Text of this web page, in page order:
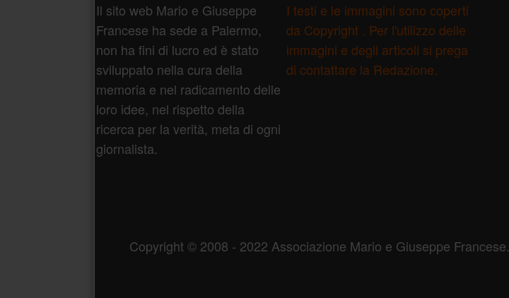
Il sito web Mario e Giuseppe
Francese ha sede a Palermo,
non ha fini di lucro ed è stato
sviluppato nella cura della
memoria e nel radicamento delle
loro idee, nel rispetto della
ricerca per la verità, meta di ogni
giornalista.
I testi e le immagini sono coperti
da Copyright . Per l'utilizzo delle
immagini e degli articoli si prega
di contattare la Redazione.
Copyright © 2008 - 2022 Associazione Mario e Giuseppe Francese.